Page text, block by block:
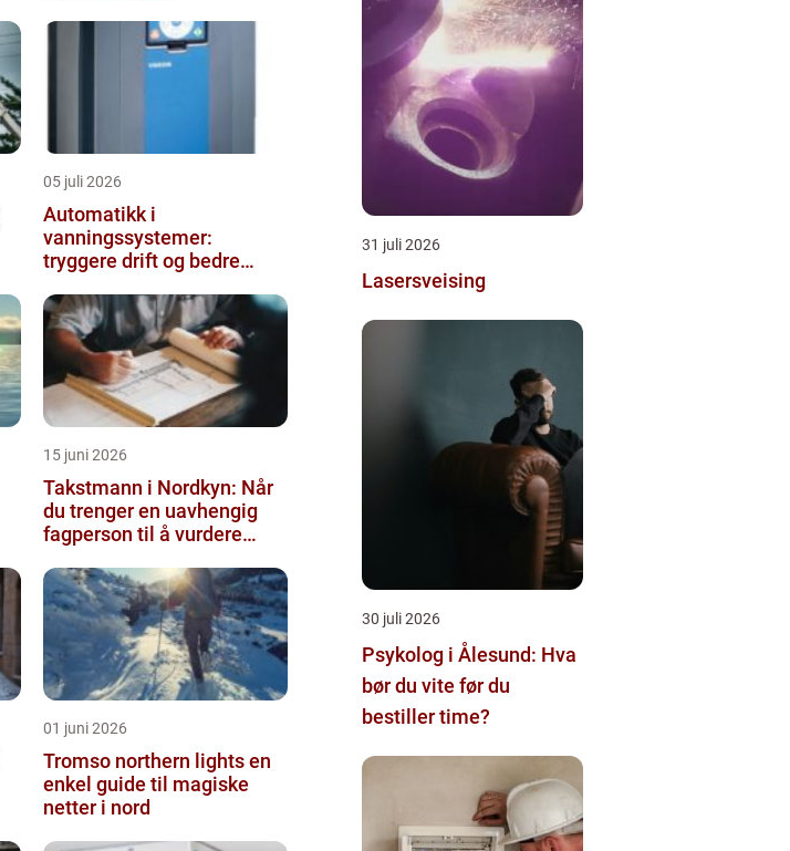
05 juli 2026
Automatikk i
vanningssystemer:
tryggere drift og bedre
15 juni 2026
Takstmann i Nordkyn: Når
du trenger en uavhengig
fagperson til å vurdere
01 juni 2026
Tromso northern lights en
enkel guide til magiske
netter i nord
31 juli 2026
Lasersveising
30 juli 2026
Psykolog i Ålesund: Hva
bør du vite før du
bestiller time?